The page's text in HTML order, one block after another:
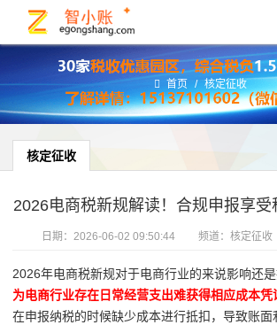
首页 / 核定征收
核定征收
2026电商税新规解读！合规申报享受
日期： 2026-06-02 09:50:44 频道： 核定征收
2026年电商税新规对于电商行业的来说影响还是
为电商行业存在日常经营支出难获得相应成本凭
在申报纳税的时候缺少成本进行抵扣，导致账面